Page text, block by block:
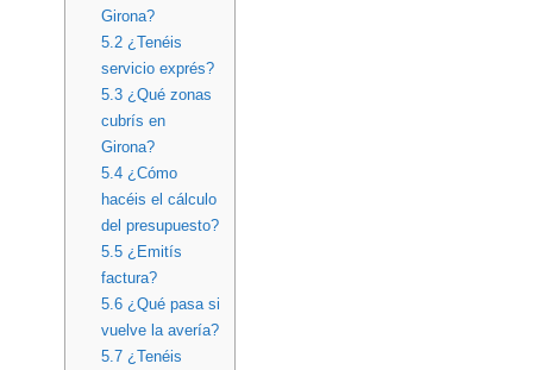
Girona?
5.2¿Tenéis
servicio exprés?
5.3¿Qué zonas
cubrís en
Girona?
5.4¿Cómo
hacéis el cálculo
del presupuesto?
5.5¿Emitís
factura?
5.6¿Qué pasa si
vuelve la avería?
5.7¿Tenéis